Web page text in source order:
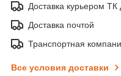
Доставка курьером
Доставка почтой
Транспортная
Все условия доставки